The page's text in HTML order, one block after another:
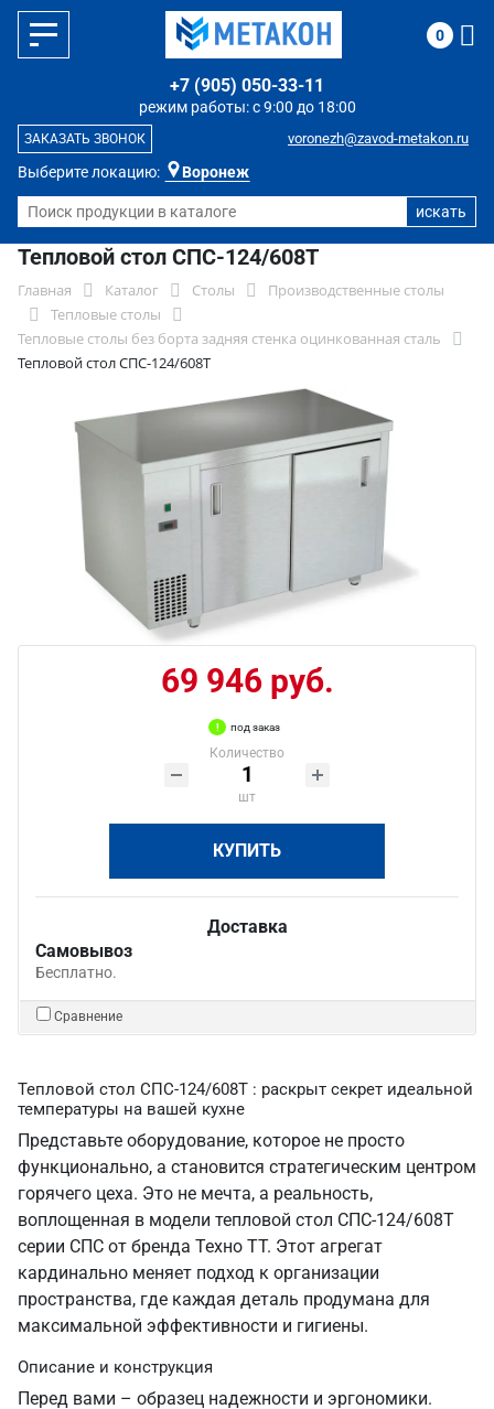
Выберите локацию: Воронеж
режим работы: с 9:00 до 18:00
+7 (905) 050-33-11
voronezh@zavod-metakon.ru
ЗАКАЗАТЬ ЗВОНОК
0
Тепловой стол СПС-124/608Т
Главная Каталог Столы
Производственные столы
Тепловые столы
Тепловые столы без борта задняя стенка оцинкованная сталь
Тепловой стол СПС-124/608Т
69 946 руб.
под заказ
Количество
шт
КУПИТЬ
Доставка
Самовывоз
Бесплатно.
Сравнение
Тепловой стол СПС-124/608Т : раскрыт секрет идеальной
температуры на вашей кухне
Представьте оборудование, которое не просто
функционально, а становится стратегическим центром
горячего цеха. Это не мечта, а реальность,
воплощенная в модели тепловой стол СПС-124/608Т
серии СПС от бренда Техно ТТ. Этот агрегат
кардинально меняет подход к организации
пространства, где каждая деталь продумана для
максимальной эффективности и гигиены.
Описание и конструкция
Перед вами – образец надежности и эргономики.